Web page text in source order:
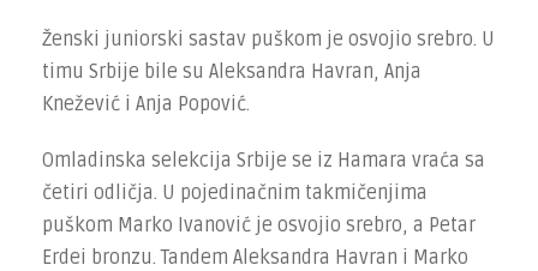
Ženski juniorski sastav puškom je osvojio srebro. U
timu Srbije bile su Aleksandra Havran, Anja
Knežević i Anja Popović.
Omladinska selekcija Srbije se iz Hamara vraća sa
četiri odličja. U pojedinačnim takmičenjima
puškom Marko Ivanović je osvojio srebro, a Petar
Erdei bronzu. Tandem Aleksandra Havran i Marko